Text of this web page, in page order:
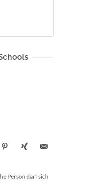
Person darf sich